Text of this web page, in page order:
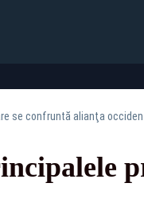
se confruntă alianţa